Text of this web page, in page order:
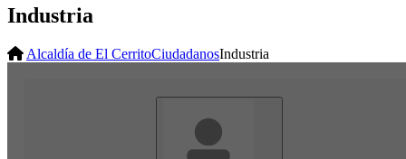
Industria
Alcaldía de El CerritoCiudadanosIndustria